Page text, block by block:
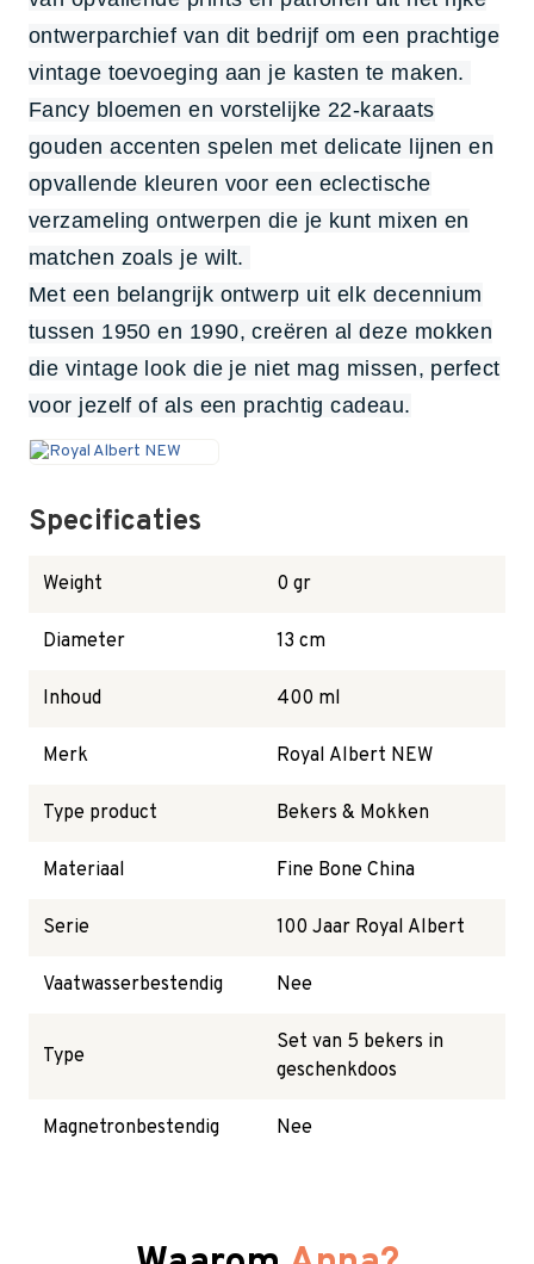
ontwerparchief van dit bedrijf om een ​​prachtige
vintage toevoeging aan je kasten te maken.
Fancy bloemen en vorstelijke 22-karaats
gouden accenten spelen met delicate lijnen en
opvallende kleuren voor een eclectische
verzameling ontwerpen die je kunt mixen en
matchen zoals je wilt.
Met een belangrijk ontwerp uit elk decennium
tussen 1950 en 1990, creëren al deze mokken
die vintage look die je niet mag missen, perfect
voor jezelf of als een prachtig cadeau.
Specificaties
Weight 0 gr
Diameter 13 cm
Inhoud 400 ml
Merk Royal Albert NEW
Type product Bekers & Mokken
Materiaal Fine Bone China
Serie 100 Jaar Royal Albert
Vaatwasserbestendig Nee
Type
Set van 5 bekers in
geschenkdoos
Magnetronbestendig Nee